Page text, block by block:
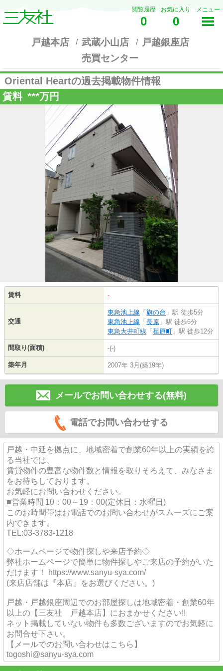
閲覧履歴
0
お気に入り
0
メニュー
戸越本店 武蔵小山店
戸越銀座店
売買センター
Oriental Heartの過去掲載物件情報
賃料 ***万円
賃料 -
交通
東急池上線 「 旗の台 」駅 徒歩5分
東急池上線 「 長原 」駅 徒歩6分
東急大井町線 「 荏原町 」駅 徒歩12分
間取り(面積) -(-)
築年月 2007年 3月(築19年)
メールでお問い合わせする(無料)
電話でお問い合わせする
戸越・中延を拠点に、地域密着で創業60年以上の実績を誇
る当社では、
賃貸物件の豊富な物件数と情報を取りそろえて、みなさま
をお待ちしております。
お気軽にお問い合わせください。
■営業時間 10：00～19：00(定休日：水曜日)
このお時間帯はお電話でのお問い合わせがスムーズにご案
内できます。
TEL:03-3783-1218
◇ホームページで物件探しや来店予約◇
弊社ホームページで簡単に物件探しやご来店の予約がいた
だけます！ https://www.sanyu-sya.com/
(来店店舗は『本店』をお選びください。)
戸越・戸越銀座周辺でのお部屋探しは地域密着・創業60年
以上の【三友社 戸越本店】におまかせください!!
ネット掲載していない物件も多数ございますのでお気軽に
お問合せ下さい。
【メールでのお問い合わせはこちら】
togoshi@sanyu-sya.com